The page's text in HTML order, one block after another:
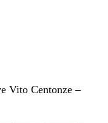
Vito Centonze –